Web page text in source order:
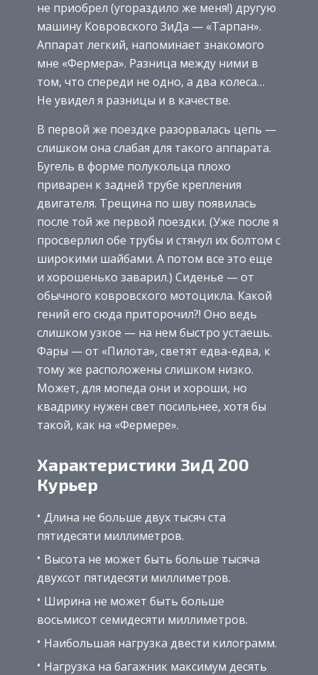
не приобрел (угораздило же меня!) другую
машину Ковровского ЗиДа — «Тарпан».
Аппарат легкий, напоминает знакомого
мне «Фермера». Разница между ними в
том, что спереди не одно, а два колеса…
Не увидел я разницы и в качестве.
В первой же поездке разорвалась цепь —
слишком она слабая для такого аппарата.
Бугель в форме полукольца плохо
приварен к задней трубе крепления
двигателя. Трещина по шву появилась
после той же первой поездки. (Уже после я
просверлил обе трубы и стянул их болтом с
широкими шайбами. А потом все это еще
и хорошенько заварил.) Сиденье — от
обычного ковровского мотоцикла. Какой
гений его сюда приторочил?! Оно ведь
слишком узкое — на нем быстро устаешь.
Фары — от «Пилота», светят едва-едва, к
тому же расположены слишком низко.
Может, для мопеда они и хороши, но
квадрику нужен свет посильнее, хотя бы
такой, как на «Фермере».
Характеристики ЗиД 200
Курьер
Длина не больше двух тысяч ста
пятидесяти миллиметров.
Высота не может быть больше тысяча
двухсот пятидесяти миллиметров.
Ширина не может быть больше
восьмисот семидесяти миллиметров.
Наибольшая нагрузка двести килограмм.
Нагрузка на багажник максимум десять